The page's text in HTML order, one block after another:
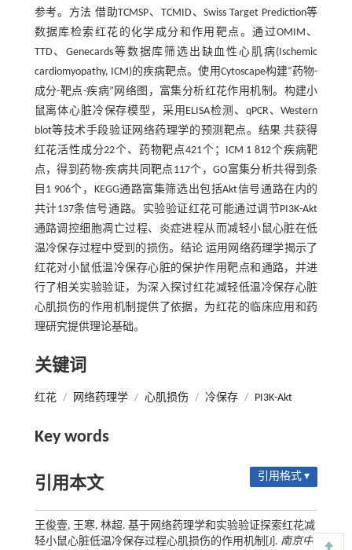
参考。方法 借助TCMSP、TCMID、Swiss Target Prediction等
数据库检索红花的化学成分和作用靶点。通过OMIM、
TTD、Genecards等数据库筛选出缺血性心肌病(Ischemic
cardiomyopathy, ICM)的疾病靶点。使用Cytoscape构建“药物-
成分-靶点-疾病”网络图，富集分析红花作用机制。构建小
鼠离体心脏冷保存模型，采用ELISA检测、qPCR、Western
blot等技术手段验证网络药理学的预测靶点。结果 共获得
红花活性成分22个、药物靶点421个；ICM 1 812个疾病靶
点，得到药物-疾病共同靶点117个，GO富集分析共得到条
目1 906个，KEGG通路富集筛选出包括Akt信号通路在内的
共计137条信号通路。实验验证红花可能通过调节PI3K-Akt
通路调控细胞凋亡过程、炎症进程从而减轻小鼠心脏在低
温冷保存过程中受到的损伤。结论 运用网络药理学揭示了
红花对小鼠低温冷保存心脏的保护作用靶点和通路，并进
行了相关实验验证，为深入探讨红花减轻低温冷保存心脏
心肌损伤的作用机制提供了依据，为红花的临床应用和药
理研究提供理论基础。
关键词
红花 / 网络药理学 / 心肌损伤 / 冷保存 / PI3K-Akt
Key words
引用本文 引用格式 ▾
王俊壹, 王寒, 林超. 基于网络药理学和实验验证探索红花减
轻小鼠心脏低温冷保存过程心肌损伤的作用机制[J]. 南京中